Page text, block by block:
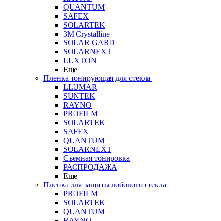
QUANTUM
SAFEX
SOLARTEK
3M Crystalline
SOLAR GARD
SOLARNEXT
LUXTON
Еще
Пленка тонирующая для стекла
LLUMAR
SUNTEK
RAYNO
PROFILM
SOLARTEK
SAFEX
QUANTUM
SOLARNEXT
Съемная тонировка
РАСПРОДАЖА
Еще
Пленка для защиты лобового стекла
PROFILM
SOLARTEK
QUANTUM